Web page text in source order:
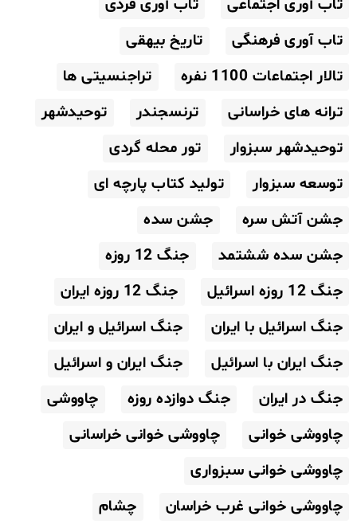
تاب آوری اجتماعی
تاب آوری فردی
تاب آوری فرهنگی
تاریخ بیهقی
تالار اجتماعات 1100 نفره
تراجنسیتی ها
ترانه های خراسانی
ترنسجندر
توحیدشهر
توحیدشهر سبزوار
تور محله گردی
توسعه سبزوار
تولید کتاب پارچه ای
جشن آتش سره
جشن سده
جشن سده ششتمد
جنگ 12 روزه
جنگ 12 روزه اسرائیل
جنگ 12 روزه ایران
جنگ اسرائیل با ایران
جنگ اسرائیل و ایران
جنگ ایران با اسرائیل
جنگ ایران و اسرائیل
جنگ در ایران
جنگ دوازده روزه
چاووشی
چاووشی خوانی
چاووشی خوانی خراسانی
چاووشی خوانی سبزواری
چاووشی خوانی غرب خراسان
چشام